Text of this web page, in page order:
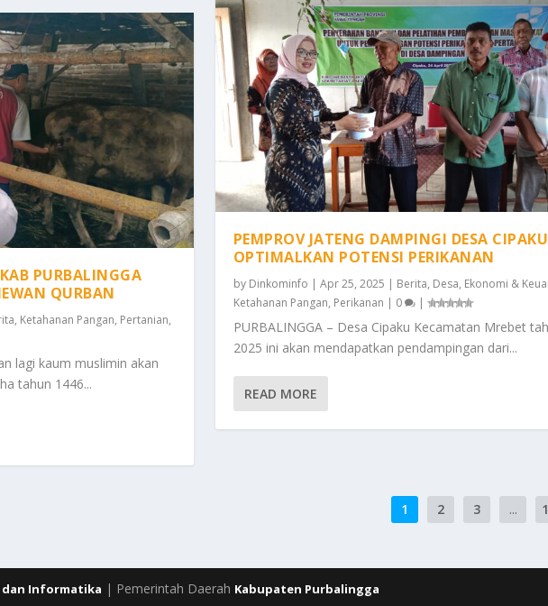
PURBALINGGA
QURBAN
, Ketahanan Pangan, Pertanian,
lagi kaum muslimin akan
tahun 1446...
PEMPROV JATENG DAMPINGI DESA CIPAKU
OPTIMALKAN POTENSI PERIKANAN
by Dinkominfo | Apr 25, 2025 | Berita, Desa, Ekonomi &
Ketahanan Pangan, Perikanan | 0 |
PURBALINGGA – Desa Cipaku Kecamatan Mrebet
2025 ini akan mendapatkan pendampingan dari...
READ MORE
1 2 3 ...
dan Informatika | Pemerintah Daerah Kabupaten Purbalingga